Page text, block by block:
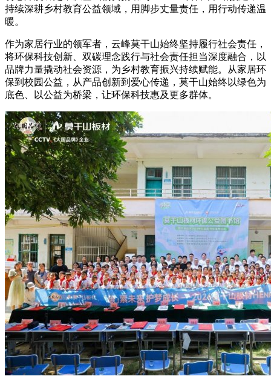
持续深耕乡村教育公益领域，用脚步丈量责任，用行动传递温
暖。
作为家居行业的领军者，云峰莫干山始终坚持履行社会责任，
将环保科技创新、双碳理念践行与社会责任担当深度融合，以
品牌力量撬动社会资源，为乡村教育振兴持续赋能。从家居环
保到校园公益，从产品创新到爱心传递，莫干山始终以绿色为
底色、以公益为桥梁，让环保科技惠及更多群体。